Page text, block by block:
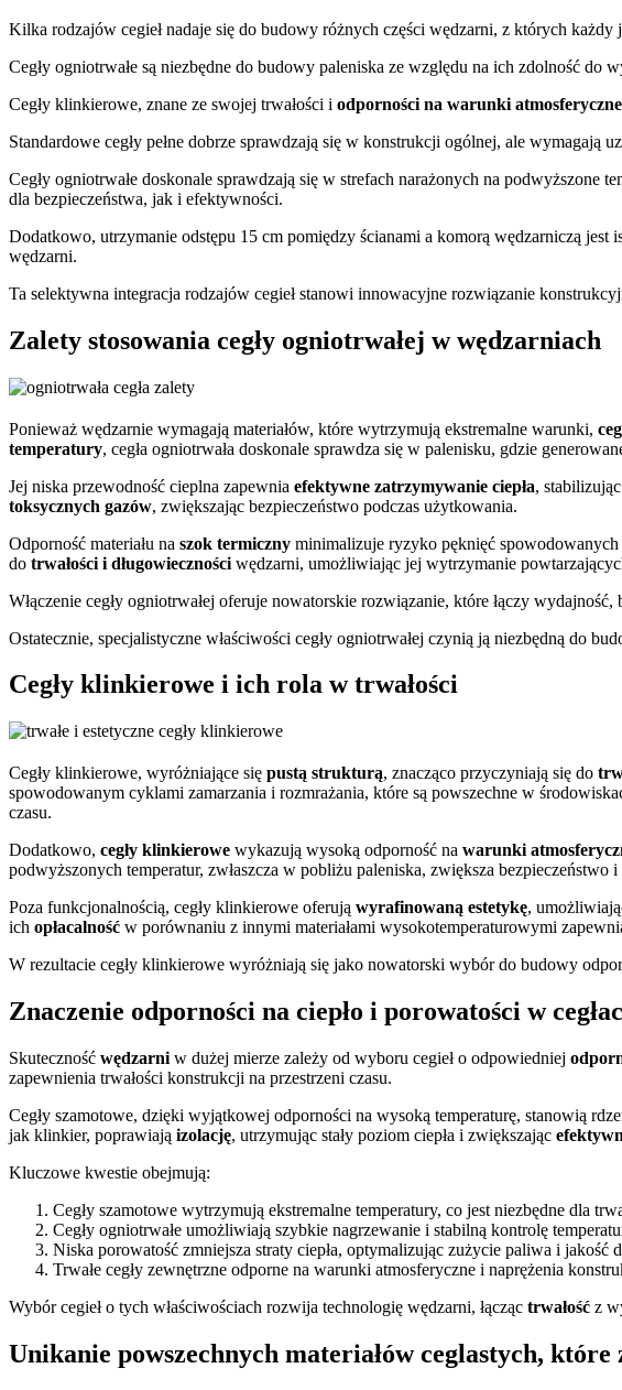
Kilka rodzajów cegieł nadaje się do budowy różnych części wędzarni, z których
Cegły ogniotrwałe są niezbędne do budowy paleniska ze względu na ich zdolność do
Cegły klinkierowe, znane ze swojej trwałości i odporności na warunki atmosferyczne
Standardowe cegły pełne dobrze sprawdzają się w konstrukcji ogólnej, ale wymagają
Cegły ogniotrwałe doskonale sprawdzają się w strefach narażonych na podwyższone
dla bezpieczeństwa, jak i efektywności.
Dodatkowo, utrzymanie odstępu 15 cm pomiędzy ścianami a komorą wędzarniczą jest
wędzarni.
Ta selektywna integracja rodzajów cegieł stanowi innowacyjne rozwiązanie
Zalety stosowania cegły ogniotrwałej w wędzarniach
Ponieważ wędzarnie wymagają materiałów, które wytrzymują ekstremalne warunki,
temperatury, cegła ogniotrwała doskonale sprawdza się w palenisku, gdzie
Jej niska przewodność cieplna zapewnia efektywne zatrzymywanie ciepła,
toksycznych gazów, zwiększając bezpieczeństwo podczas użytkowania.
Odporność materiału na szok termiczny minimalizuje ryzyko pęknięć spowodowanych
do trwałości i długowieczności wędzarni, umożliwiając jej wytrzymanie
Włączenie cegły ogniotrwałej oferuje nowatorskie rozwiązanie, które łączy
Ostatecznie, specjalistyczne właściwości cegły ogniotrwałej czynią ją niezbędną do
Cegły klinkierowe i ich rola w trwałości
Cegły klinkierowe, wyróżniające się pustą strukturą, znacząco przyczyniają się do
spowodowanym cyklami zamarzania i rozmrażania, które są powszechne w
czasu.
Dodatkowo, cegły klinkierowe wykazują wysoką odporność na warunki
podwyższonych temperatur, zwłaszcza w pobliżu paleniska, zwiększa bezpieczeństwo
Poza funkcjonalnością, cegły klinkierowe oferują wyrafinowaną estetykę,
ich opłacalność w porównaniu z innymi materiałami wysokotemperaturowymi
W rezultacie cegły klinkierowe wyróżniają się jako nowatorski wybór do budowy
Znaczenie odporności na ciepło i porowatości w
Skuteczność wędzarni w dużej mierze zależy od wyboru cegieł o odpowiedniej
zapewnienia trwałości konstrukcji na przestrzeni czasu.
Cegły szamotowe, dzięki wyjątkowej odporności na wysoką temperaturę, stanowią
jak klinkier, poprawiają izolację, utrzymując stały poziom ciepła i zwiększając
Kluczowe kwestie obejmują:
Cegły szamotowe wytrzymują ekstremalne temperatury, co jest niezbędne dla
Cegły ogniotrwałe umożliwiają szybkie nagrzewanie i stabilną kontrolę
Niska porowatość zmniejsza straty ciepła, optymalizując zużycie paliwa i jakość
Trwałe cegły zewnętrzne odporne na warunki atmosferyczne i naprężenia
Wybór cegieł o tych właściwościach rozwija technologię wędzarni, łącząc trwałość z
Unikanie powszechnych materiałów ceglastych, które